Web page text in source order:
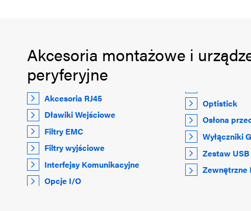
Akcesoria montażowe i
peryferyjne
Akcesoria RJ45
Dławiki Wejściowe
Filtry EMC
Filtry wyjściowe
Interfejsy Komunikacyjne
Opcje I/O
Optistick
Osłona
Wyłączniki
Zestaw
Zewnętrzne